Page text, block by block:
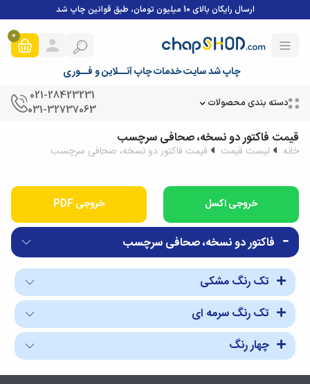
ارسال رایگان بالای 10 میلیون تومان، طبق قوانین چاپ شد
چاپ شد سایت خدمات چاپ آنــلاین و فــوری
0
دسته بندی محصولات
021-28423231
031-32737063
قیمت فاکتور دو نسخه، صحافی سرچسب
خانه لیست قیمت قیمت فاکتور دو نسخه، صحافی سرچسب
خروجی PDF
فاکتور دو نسخه، صحافی سرچسب
تک رنگ مشکی
تک رنگ سرمه ای
چهار رنگ